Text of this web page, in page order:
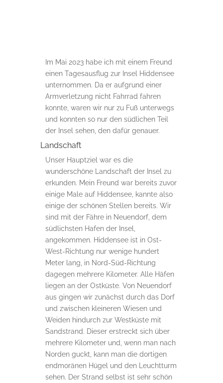
Im Mai 2023 habe ich mit einem Freund
einen Tagesausflug zur Insel Hiddensee
unternommen. Da er aufgrund einer
Armverletzung nicht Fahrrad fahren
konnte, waren wir nur zu Fuß unterwegs
und konnten so nur den südlichen Teil
der Insel sehen, den dafür genauer.
Landschaft
Unser Hauptziel war es die
wunderschöne Landschaft der Insel zu
erkunden. Mein Freund war bereits zuvor
einige Male auf Hiddensee, kannte also
einige der schönen Stellen bereits. Wir
sind mit der Fähre in Neuendorf, dem
südlichsten Hafen der Insel,
angekommen. Hiddensee ist in Ost-
West-Richtung nur wenige hundert
Meter lang, in Nord-Süd-Richtung
dagegen mehrere Kilometer. Alle Häfen
liegen an der Ostküste. Von Neuendorf
aus gingen wir zunächst durch das Dorf
und zwischen kleineren Wiesen und
Weiden hindurch zur Westküste mit
Sandstrand. Dieser erstreckt sich über
mehrere Kilometer und, wenn man nach
Norden guckt, kann man die dortigen
endmoränen Hügel und den Leuchtturm
sehen. Der Strand selbst ist sehr schön